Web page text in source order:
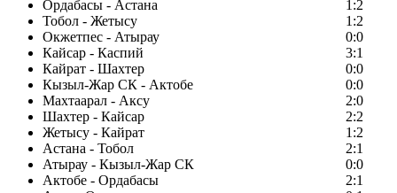
Ордабасы - Астана
1:2
Тобол - Жетысу
1:2
Окжетпес - Атырау
0:0
Кайсар - Каспий
3:1
Кайрат - Шахтер
0:0
Кызыл-Жар СК - Актобе
0:0
Махтаарал - Аксу
2:0
Шахтер - Кайсар
2:2
Жетысу - Кайрат
1:2
Астана - Тобол
2:1
Атырау - Кызыл-Жар СК
0:0
Актобе - Ордабасы
2:1